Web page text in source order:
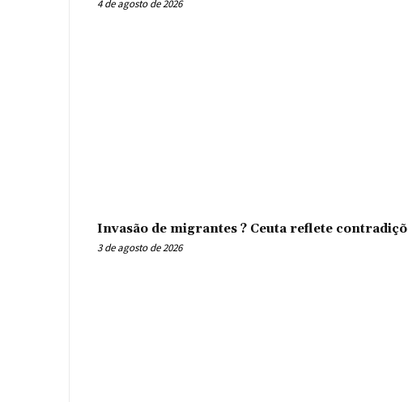
4 de agosto de 2026
Invasão de migrantes ? Ceuta reflete
3 de agosto de 2026